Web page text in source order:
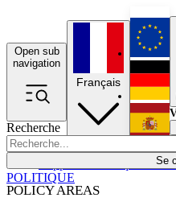
Open sub
navigation
Recherche
Se
POLICY AREAS
Français
POLITIQUE